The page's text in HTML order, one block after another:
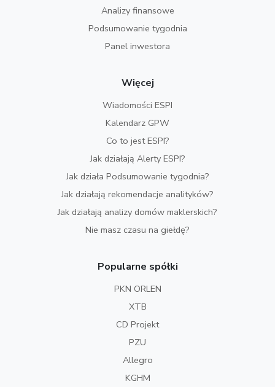
Analizy finansowe
Podsumowanie tygodnia
Panel inwestora
Więcej
Wiadomości ESPI
Kalendarz GPW
Co to jest ESPI?
Jak działają Alerty ESPI?
Jak działa Podsumowanie tygodnia?
Jak działają rekomendacje analityków?
Jak działają analizy domów maklerskich?
Nie masz czasu na giełdę?
Popularne spółki
PKN ORLEN
XTB
CD Projekt
PZU
Allegro
KGHM